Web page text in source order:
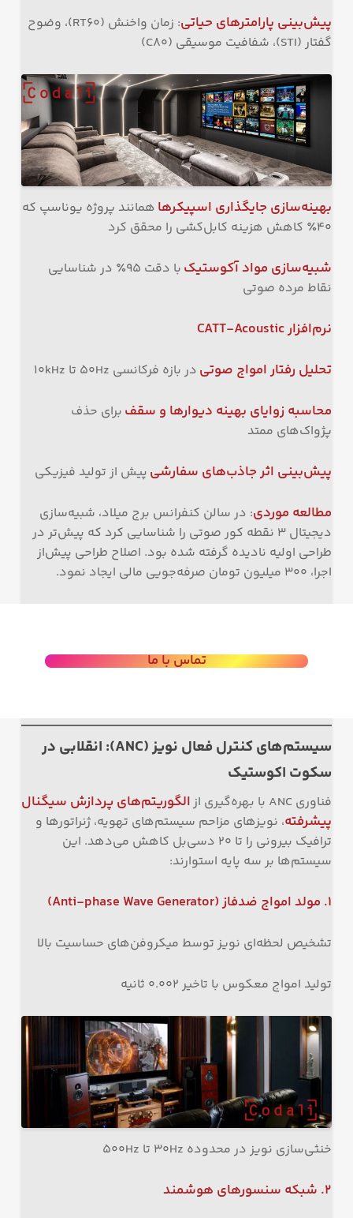
پیش‌بینی پارامترهای حیاتی
: زمان واخنش (RT60)، وضوح
گفتار (STI)، شفافیت موسیقی (C80)
بهینه‌سازی جایگذاری اسپیکرها همانند پروژه یوناسپ که
۴۰٪ کاهش هزینه کابل‌کشی را محقق کرد
شبیه‌سازی مواد آکوستیک
با دقت ۹۵٪ در شناسایی
نقاط مرده صوتی
نرم‌افزارCATT-Acoustic
تحلیل رفتار امواج صوتی در بازه فرکانسی ۵۰Hz تا ۱۰kHz
محاسبه زوایای بهینه دیوارها و سقف برای حذف
پژواک‌های ممتد
پیش‌بینی اثر جاذب‌های سفارشی پیش از تولید فیزیکی
مطالعه موردی: در سالن کنفرانس برج میلاد، شبیه‌سازی
دیجیتال ۳ نقطه کور صوتی را شناسایی کرد که پیش‌تر در
طراحی اولیه نادیده گرفته شده بود. اصلاح طراحی پیش‌از
اجرا، ۳۰۰ میلیون تومان صرفه‌جویی مالی ایجاد نمود.
تماس با ما
سیستم‌های کنترل فعال نویز (ANC): انقلابی در
سکوت اکوستیک
فناوری ANC با بهره‌گیری از
الگوریتم‌های پردازش سیگنال
پیشرفته، نویزهای مزاحم سیستم‌های تهویه، ژنراتورها و
ترافیک بیرونی را تا ۲۰ دسی‌بل کاهش می‌دهد. این
سیستم‌ها بر سه پایه استوارند:
۱. مولد امواج ضدفاز(Anti-phase Wave Generator)
تشخیص لحظه‌ای نویز توسط میکروفن‌های حساسیت بالا
تولید امواج معکوس با تاخیر ۰.۰۰۲ ثانیه
خنثی‌سازی نویز در محدوده ۳۰Hz تا ۵۰۰Hz
۲. شبکه سنسورهای هوشمند